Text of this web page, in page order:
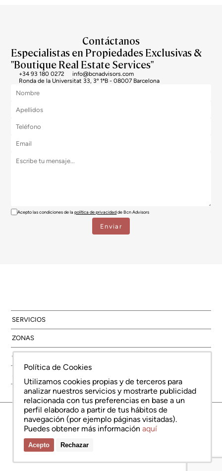
Contáctanos
Especialistas en Propiedades Exclusivas &
"Boutique Real Estate Services"
+34 93 180 0272
info@bcnadvisors.com
Ronda de la Universitat 33, 3º 1ªB - 08007 Barcelona
Acepto las condiciones de lapolítica de privacidadde Bcn Advisors
SERVICIOS
ZONAS
OBRA NUEVA
SOBRE NOSOTROS
© Copyright Bcn Advisors 2026
aiCat 2736 Nota legal Política de cookies Política de protección de datos
Política de Cookies
Utilizamos cookies propias y de terceros para
analizar nuestros servicios y mostrarte publicidad
relacionada con tus preferencias en base a un
perfil elaborado a partir de tus hábitos de
navegación (por ejemplo páginas visitadas).
Puedes obtener más información aquí
Acepto Rechazar